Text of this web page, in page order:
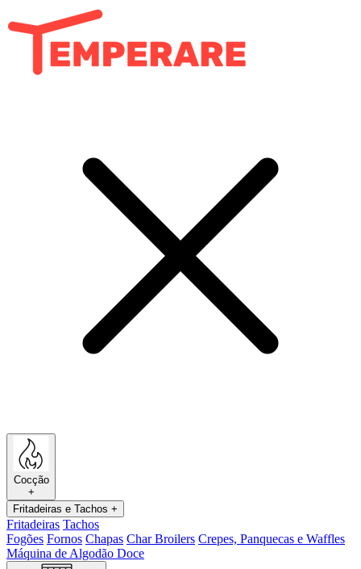
Cocção
+
Fritadeiras e Tachos +
Fritadeiras Tachos
Fogões Fornos Chapas Char Broilers Crepes, Panquecas e Waffles
Máquina de Algodão Doce